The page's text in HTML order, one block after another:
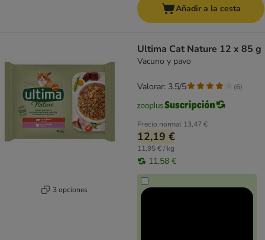
Añadir a la cesta
3 opciones
Ultima Cat Nature 12 x 85 g
Vacuno y pavo
Precio normal 13,47 €
12,19 €
11,95 € / kg
11,58 €
Valorar: 3.5/5 (6)